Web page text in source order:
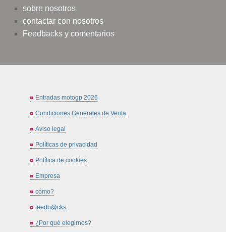
sobre nosotros
contactar con nosotros
Feedbacks y comentarios
Entradas motogp 2026
Condiciones Generales de Venta
Aviso legal
Políticas de privacidad
Política de cookies
Empresa
cómo?
feedb@cks
¿Por qué elegirnos?